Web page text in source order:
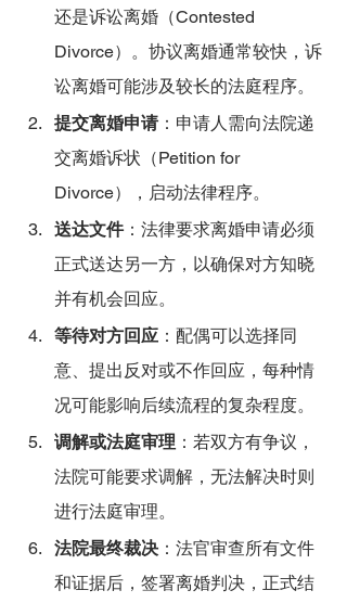
还是诉讼离婚（Contested
Divorce）。协议离婚通常较快，诉
讼离婚可能涉及较长的法庭程序。
提交离婚申请：申请人需向法院递
交离婚诉状（Petition for
Divorce），启动法律程序。
送达文件：法律要求离婚申请必须
正式送达另一方，以确保对方知晓
并有机会回应。
等待对方回应 ：配偶可以选择同
意、提出反对或不作回应，每种情
况可能影响后续流程的复杂程度。
调解或法庭审理 ：若双方有争议，
法院可能要求调解，无法解决时则
进行法庭审理。
法院最终裁决 ：法官审查所有文件
和证据后，签署离婚判决，正式结